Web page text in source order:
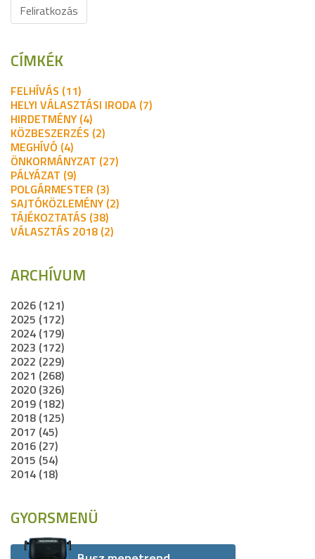
Feliratkozás
CÍMKÉK
FELHÍVÁS (11)
HELYI VÁLASZTÁSI IRODA (7)
HIRDETMÉNY (4)
KÖZBESZERZÉS (2)
MEGHÍVÓ (4)
ÖNKORMÁNYZAT (27)
PÁLYÁZAT (9)
POLGÁRMESTER (3)
SAJTÓKÖZLEMÉNY (2)
TÁJÉKOZTATÁS (38)
VÁLASZTÁS 2018 (2)
ARCHÍVUM
2026 (121)
2025 (172)
2024 (179)
2023 (172)
2022 (229)
2021 (268)
2020 (326)
2019 (182)
2018 (125)
2017 (45)
2016 (27)
2015 (54)
2014 (18)
GYORSMENÜ